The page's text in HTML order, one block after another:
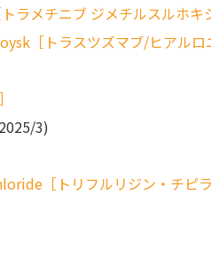
メチニブ ジメチルスルホキ
［トラスツズマブ/ヒアルロ
3)
［トリフルリジン・チピラ